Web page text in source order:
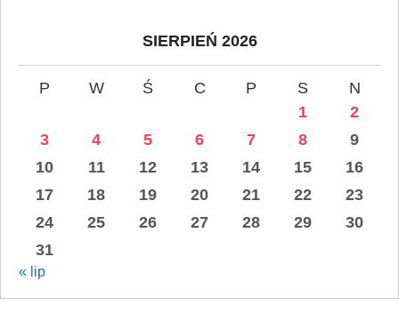
SIERPIEŃ 2026
P W Ś C P S
N
1
2
3
4 5 6 7 8
9
10
11 12 13 14 15
16
17
18 19 20 21 22
23
24
25 26 27 28 29
30
31
« lip